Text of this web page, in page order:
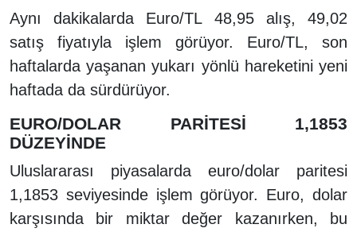
Aynı dakikalarda Euro/TL 48,95 alış, 49,02
satış fiyatıyla işlem görüyor. Euro/TL, son
haftalarda yaşanan yukarı yönlü hareketini yeni
haftada da sürdürüyor.
EURO/DOLAR PARİTESİ 1,1853
DÜZEYİNDE
Uluslararası piyasalarda euro/dolar paritesi
1,1853 seviyesinde işlem görüyor. Euro, dolar
karşısında bir miktar değer kazanırken, bu